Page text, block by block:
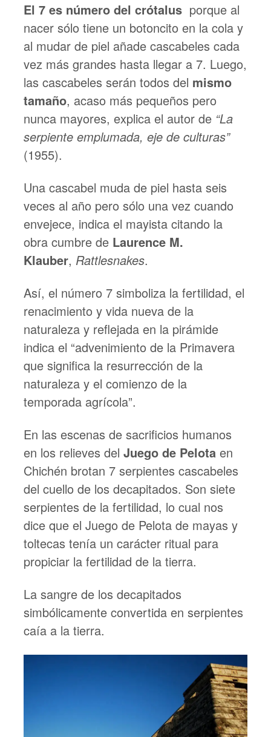
El 7 es número del crótalus porque al
nacer sólo tiene un botoncito en la cola y
al mudar de piel añade cascabeles cada
vez más grandes hasta llegar a 7. Luego,
las cascabeles serán todos del mismo
tamaño, acaso más pequeños pero
nunca mayores, explica el autor de “La
serpiente emplumada, eje de culturas”
(1955).
Una cascabel muda de piel hasta seis
veces al año pero sólo una vez cuando
envejece, indica el mayista citando la
obra cumbre de Laurence M.
Klauber, Rattlesnakes.
Así, el número 7 simboliza la fertilidad, el
renacimiento y vida nueva de la
naturaleza y reflejada en la pirámide
indica el “advenimiento de la Primavera
que significa la resurrección de la
naturaleza y el comienzo de la
temporada agrícola”.
En las escenas de sacrificios humanos
en los relieves del Juego de Pelota en
Chichén brotan 7 serpientes cascabeles
del cuello de los decapitados. Son siete
serpientes de la fertilidad, lo cual nos
dice que el Juego de Pelota de mayas y
toltecas tenía un carácter ritual para
propiciar la fertilidad de la tierra.
La sangre de los decapitados
simbólicamente convertida en serpientes
caía a la tierra.